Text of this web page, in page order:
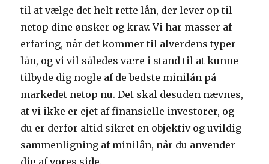
til at vælge det helt rette lån, der lever op til
netop dine ønsker og krav. Vi har masser af
erfaring, når det kommer til alverdens typer
lån, og vi vil således være i stand til at kunne
tilbyde dig nogle af de bedste minilån på
markedet netop nu. Det skal desuden nævnes,
at vi ikke er ejet af finansielle investorer, og
du er derfor altid sikret en objektiv og uvildig
sammenligning af minilån, når du anvender
dig af vores side.